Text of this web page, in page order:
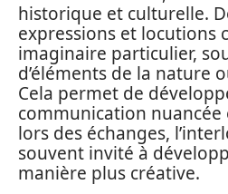
historique et culturelle.
expressions et locutions
imaginaire particulier,
d’éléments de la nature
Cela permet de
communication nuancée
lors des échanges,
souvent invité à
manière plus créative.